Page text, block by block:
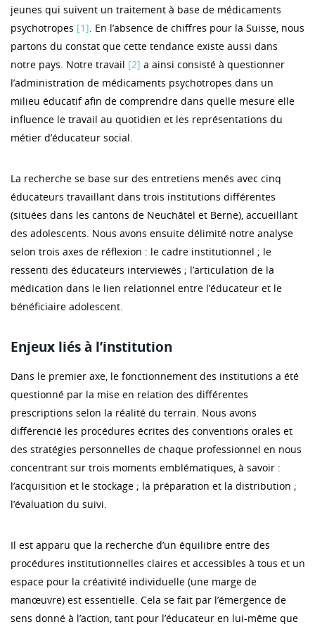
jeunes qui suivent un traitement à base de médicaments
psychotropes [1]. En l’absence de chiffres pour la Suisse, nous
partons du constat que cette tendance existe aussi dans
notre pays. Notre travail [2] a ainsi consisté à questionner
l’administration de médicaments psychotropes dans un
milieu éducatif afin de comprendre dans quelle mesure elle
influence le travail au quotidien et les représentations du
métier d’éducateur social.
La recherche se base sur des entretiens menés avec cinq
éducateurs travaillant dans trois institutions différentes
(situées dans les cantons de Neuchâtel et Berne), accueillant
des adolescents. Nous avons ensuite délimité notre analyse
selon trois axes de réflexion : le cadre institutionnel ; le
ressenti des éducateurs interviewés ; l’articulation de la
médication dans le lien relationnel entre l’éducateur et le
bénéficiaire adolescent.
Enjeux liés à l’institution
Dans le premier axe, le fonctionnement des institutions a été
questionné par la mise en relation des différentes
prescriptions selon la réalité du terrain. Nous avons
différencié les procédures écrites des conventions orales et
des stratégies personnelles de chaque professionnel en nous
concentrant sur trois moments emblématiques, à savoir :
l’acquisition et le stockage ; la préparation et la distribution ;
l’évaluation du suivi.
Il est apparu que la recherche d’un équilibre entre des
procédures institutionnelles claires et accessibles à tous et un
espace pour la créativité individuelle (une marge de
manœuvre) est essentielle. Cela se fait par l’émergence de
sens donné à l’action, tant pour l’éducateur en lui-même que